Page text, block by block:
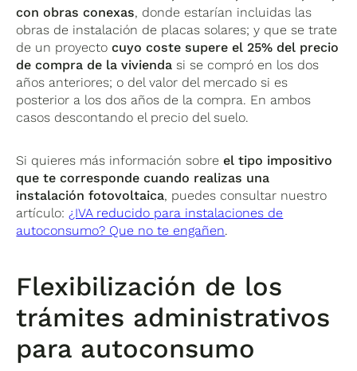
con obras conexas, donde estarían incluidas las
obras de instalación de placas solares; y que se trate
de un proyectocuyo coste supere el 25% del precio
de compra de la vivienda si se compró en los dos
años anteriores; o del valor del mercado si es
posterior a los dos años de la compra. En ambos
casos descontando el precio del suelo.
Si quieres más información sobreel tipo impositivo
que te corresponde cuando realizas una
instalación fotovoltaica, puedes consultar nuestro
artículo: ¿IVA reducido para instalaciones de
autoconsumo? Que no te engañen.
Flexibilización de los
trámites administrativos
para autoconsumo